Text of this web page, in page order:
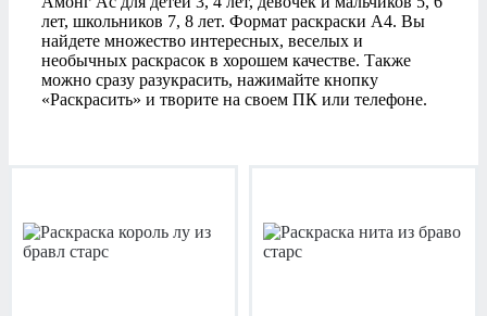
лет, школьников 7, 8 лет. Формат раскраски А4. Вы
найдете множество интересных, веселых и
необычных раскрасок в хорошем качестве. Также
можно сразу разукрасить, нажимайте кнопку
«Раскрасить» и творите на своем ПК или телефоне.